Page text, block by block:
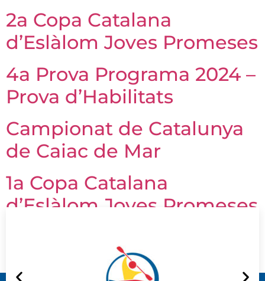
2a Copa Catalana
d’Eslàlom Joves Promeses
4a Prova Programa 2024 –
Prova d’Habilitats
Campionat de Catalunya
de Caiac de Mar
1a Copa Catalana
d’Eslàlom Joves Promeses